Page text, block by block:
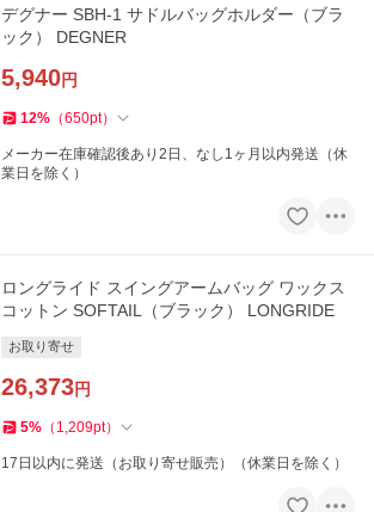
デグナー SBH-1 サドルバッグホルダー（ブラ
ック） DEGNER
5,940円
12% （650pt）
メーカー在庫確認後あり2日、なし1ヶ月以内発送（休
業日を除く）
ロングライド スイングアームバッグ ワックス
コットン SOFTAIL（ブラック） LONGRIDE
お取り寄せ
26,373円
5% （ 1,209pt）
17日以内に発送（お取り寄せ販売）（休業日を除く）